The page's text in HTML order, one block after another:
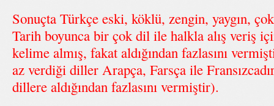
Sonuçta Türkçe eski, köklü, zengin, yaygın,
Tarih boyunca bir çok dil ile halkla alış veriş
kelime almış, fakat aldığından fazlasını
az verdiği diller Arapça, Farsça ile
dillere aldığından fazlasını vermiştir).